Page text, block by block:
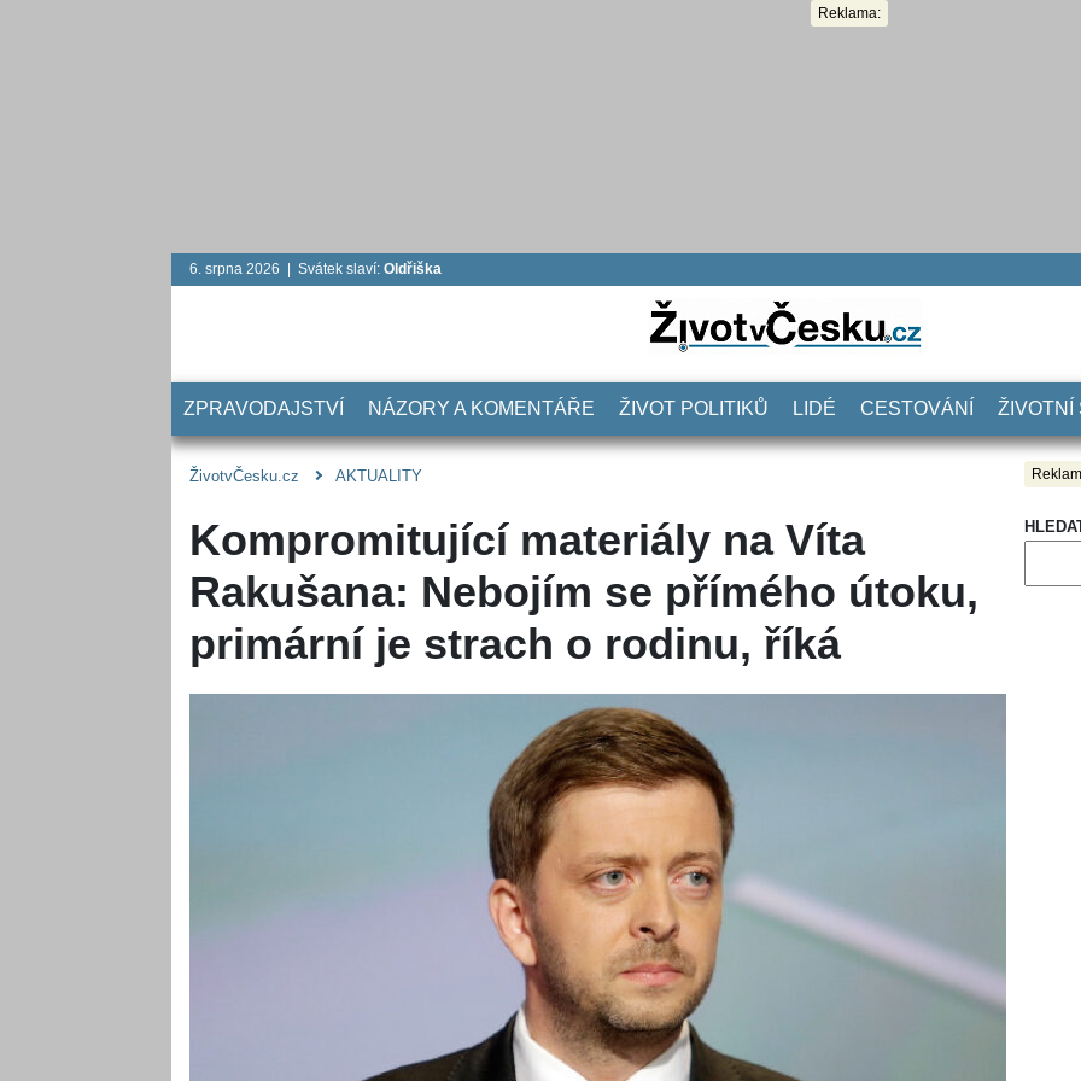
Reklama:
6. srpna 2026 | Svátek slaví: Oldřiška
ZPRAVODAJSTVÍ NÁZORY A KOMENTÁŘE ŽIVOT POLITIKŮ LIDÉ CESTOVÁNÍ ŽIVOTNÍ
ŽivotvČesku.cz AKTUALITY
Kompromitující materiály na Víta
Rakušana: Nebojím se přímého útoku,
primární je strach o rodinu, říká